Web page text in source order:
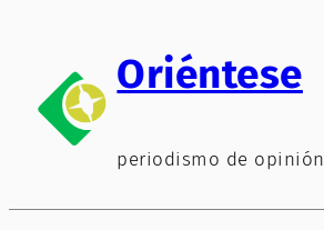
contenido
Oriéntese
periodismo de opinión